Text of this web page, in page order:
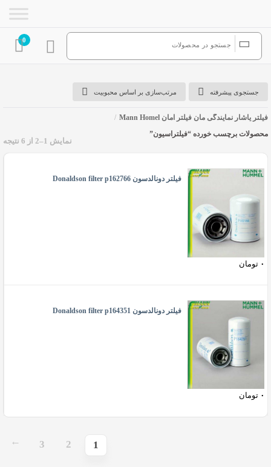
0
جستجوی پیشرفته مرتب‌سازی بر اساس محبوبیت
فیلتر یاشار نمایندگی مان فیلتر آمان Mann Homel
/
محصولات برچسب خورده “فیلتراسیون”
نمایش 1–2 از 6 نتیجه
فیلتر دونالدسون Donaldson filter p162766
۰ تومان
فیلتر دونالدسون Donaldson filter p164351
۰ تومان
1
2
3
→